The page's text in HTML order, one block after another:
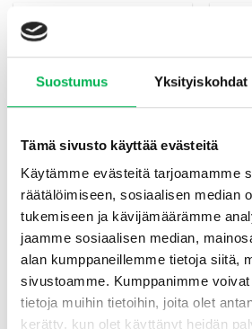
Suostumus Yksityiskohdat
Tämä sivusto käyttää evästeitä
Käytämme evästeitä tarjoamamme
räätälöimiseen, sosiaalisen median
tukemiseen ja kävijämäärämme
jaamme sosiaalisen median,
alan kumppaneillemme tietoja siitä,
sivustoamme. Kumppanimme
tietoja muihin tietoihin, joita olet
kerätty, kun olet käyttänyt heidän
Suosittu
Laventeliöljy 10 ml
Organic Harmony®
Arvostelu
tuotteesta:
4/ 5
€12.90 Alkuperäinen
hinta
oli:
€12.90.
€9.90Nykyinen
hinta
on:
€9.90.
Lisää ostoskoriin